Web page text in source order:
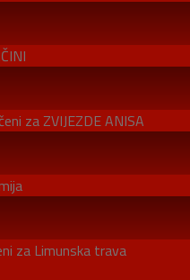
za ZVIJEZDE ANISA
za Limunska trava